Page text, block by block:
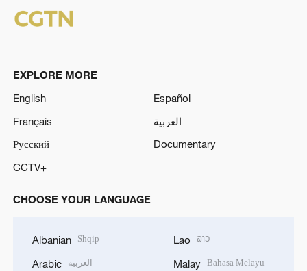
EXPLORE MORE
English
Español
Français
العربية
Русский
Documentary
CCTV+
CHOOSE YOUR LANGUAGE
Albanian Shqip
Arabic العربية
Lao ລາວ
Malay Bahasa Melayu